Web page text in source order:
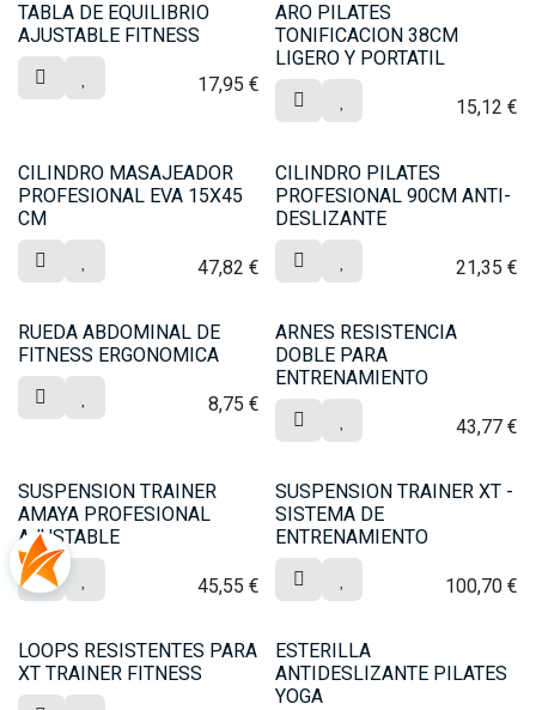
TABLA DE EQUILIBRIO
AJUSTABLE FITNESS
17,95 €
ARO PILATES
TONIFICACION 38CM
LIGERO Y PORTATIL
15,12 €
CILINDRO MASAJEADOR
PROFESIONAL EVA 15X45
CM
47,82 €
CILINDRO PILATES
PROFESIONAL 90CM ANTI-
DESLIZANTE
21,35 €
RUEDA ABDOMINAL DE
FITNESS ERGONOMICA
8,75 €
ARNES RESISTENCIA
DOBLE PARA
ENTRENAMIENTO
43,77€
SUSPENSION TRAINER
AMAYA PROFESIONAL
AJUSTABLE
45,55 €
SUSPENSION TRAINER XT -
SISTEMA DE
ENTRENAMIENTO
100,70€
LOOPS RESISTENTES PARA
XT TRAINER FITNESS
ESTERILLA
ANTIDESLIZANTE PILATES
YOGA